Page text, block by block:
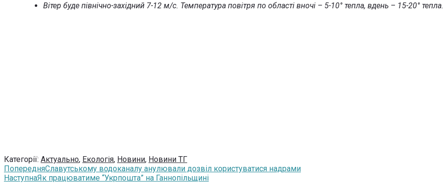
Вітер буде північно-західний 7-12 м/с. Температура повітря по області вночі – 5-10° тепла, вдень – 15-20° тепла.
Категорії: Актуально, Екологія, Новини, Новини ТГ
ПопередняСлавутському водоканалу анулювали дозвіл користуватися надрами
НаступнаЯк працюватиме “Укрпошта” на Ганнопільщині